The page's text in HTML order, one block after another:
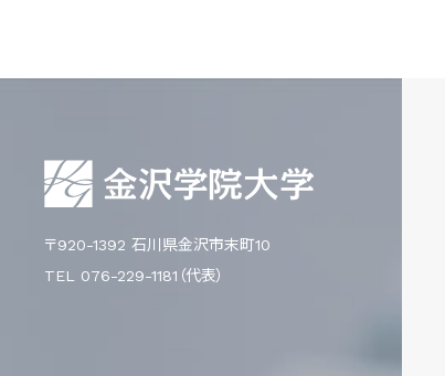
〒920-1392 石川県金沢市末町10
TEL 076-229-1181（代表）